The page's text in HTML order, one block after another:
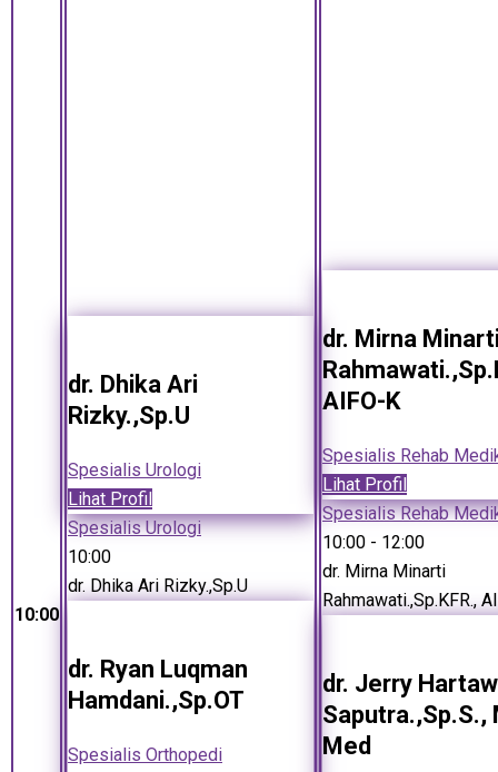
10:00
dr. Dhika Ari
Rizky.,Sp.U
Spesialis Urologi
Lihat Profil
Spesialis Urologi
10:00
dr. Dhika Ari Rizky.,Sp.U
dr. Ryan Luqman
Hamdani.,Sp.OT
Spesialis Orthopedi
dr. Mirna
AIFO-K
Spesialis Rehab
Lihat Profil
Spesialis Rehab
10:00 - 12:00
dr. Mirna Minarti
Rahmawati.,Sp.KFR.,
dr. Jerry
Saputra.,Sp.S.,
Med